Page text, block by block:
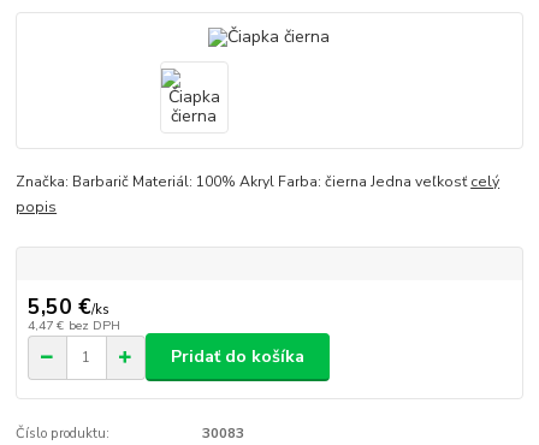
Značka: Barbarič Materiál: 100% Akryl Farba: čierna Jedna veľkosťcelý
popis
5,50 €/ks
4,47 € bez DPH
Pridať do košíka
Číslo produktu: 30083